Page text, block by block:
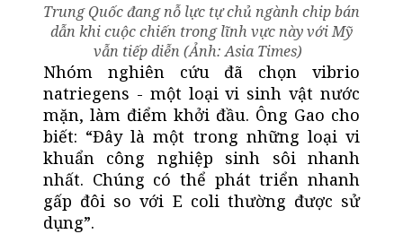
Trung Quốc đang nỗ lực tự chủ ngành chip bán
dẫn khi cuộc chiến trong lĩnh vực này với Mỹ
vẫn tiếp diễn (Ảnh: Asia Times)
Nhóm nghiên cứu đã chọn vibrio
natriegens - một loại vi sinh vật nước
mặn, làm điểm khởi đầu. Ông Gao cho
biết: “Đây là một trong những loại vi
khuẩn công nghiệp sinh sôi nhanh
nhất. Chúng có thể phát triển nhanh
gấp đôi so với E coli thường được sử
dụng”.